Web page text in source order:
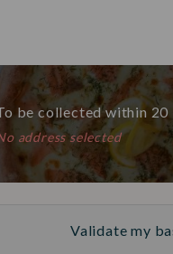
be collected within 20
address selected
Validate my